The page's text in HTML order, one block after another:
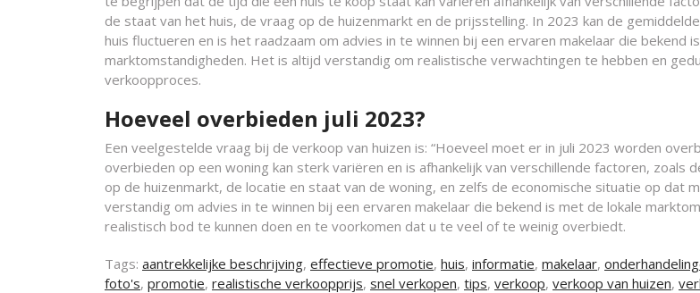
de staat van het huis, de vraag op de huizenmarkt en de prijsstelling. In 2023 kan de
huis fluctueren en is het raadzaam om advies in te winnen bij een ervaren makelaar die bekend
marktomstandigheden. Het is altijd verstandig om realistische verwachtingen te hebben en
verkoopproces.
Hoeveel overbieden juli 2023?
Een veelgestelde vraag bij de verkoop van huizen is: “Hoeveel moet er in juli 2023 worden
overbieden op een woning kan sterk variëren en is afhankelijk van verschillende factoren, zoals
op de huizenmarkt, de locatie en staat van de woning, en zelfs de economische situatie op dat
verstandig om advies in te winnen bij een ervaren makelaar die bekend is met de lokale
realistisch bod te kunnen doen en te voorkomen dat u te veel of te weinig overbiedt.
Tags: aantrekkelijke beschrijving, effectieve promotie, huis, informatie, makelaar,
foto's, promotie, realistische verkoopprijs, snel verkopen, tips, verkoop, verkoop van huizen,